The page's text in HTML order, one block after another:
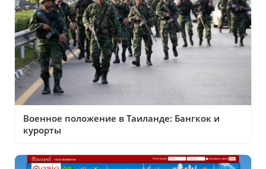
Военное положение в Таиланде: Бангкок и
курорты